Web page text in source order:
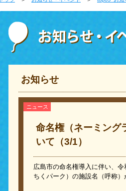
お知らせ
ニュース
命名権（ネーミング
いて（3/1）
広島市の命名権導入に伴い、
ちくパーク）の施設名（呼称